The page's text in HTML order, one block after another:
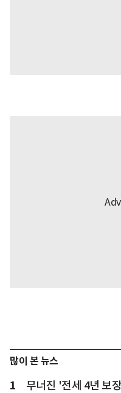
많이 본 뉴스
1 무너진 '전세 4년 보